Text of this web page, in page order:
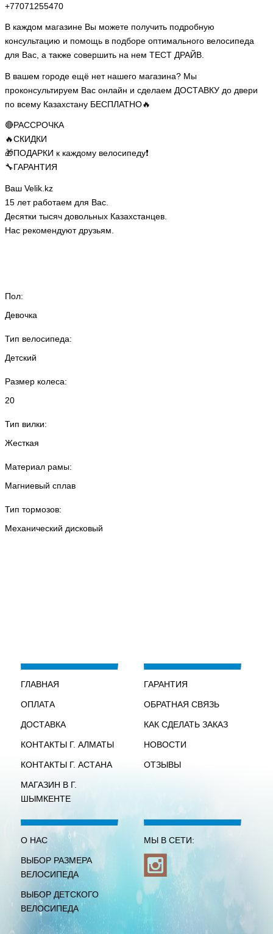
+77071255470
В каждом магазине Вы можете получить подробную
консультацию и помощь в подборе оптимального велосипеда
для Вас, а также совершить на нем ТЕСТ ДРАЙВ.
В вашем городе ещё нет нашего магазина? Мы
проконсультируем Вас онлайн и сделаем ДОСТАВКУ до двери
по всему Казахстану БЕСПЛАТНО🔥
🔴РАССРОЧКА
🔥СКИДКИ
🎁ПОДАРКИ к каждому велосипеду❗
🔧ГАРАНТИЯ
Ваш Velik.kz
15 лет работаем для Вас.
Десятки тысяч довольных Казахстанцев.
Нас рекомендуют друзьям.
Пол:
Девочка
Тип велосипеда:
Детский
Размер колеса:
20
Тип вилки:
Жесткая
Материал рамы:
Магниевый сплав
Тип тормозов:
Механический дисковый
ГЛАВНАЯ
ОПЛАТА
ДОСТАВКА
КОНТАКТЫ Г. АЛМАТЫ
КОНТАКТЫ Г. АСТАНА
МАГАЗИН В Г.
ШЫМКЕНТЕ
ГАРАНТИЯ
ОБРАТНАЯ СВЯЗЬ
КАК СДЕЛАТЬ ЗАКАЗ
НОВОСТИ
ОТЗЫВЫ
О НАС
ВЫБОР РАЗМЕРА
ВЕЛОСИПЕДА
ВЫБОР ДЕТСКОГО
ВЕЛОСИПЕДА
МЫ В СЕТИ: